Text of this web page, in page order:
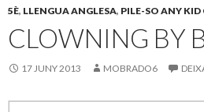
o
k
te
ix
5È, LLENGUA ANGLESA, PILE-SO ANY KID
CLOWNING BY
17 JUNY 2013 MOBRADO6